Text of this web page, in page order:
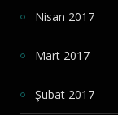
Nisan 2017
Mart 2017
Şubat 2017